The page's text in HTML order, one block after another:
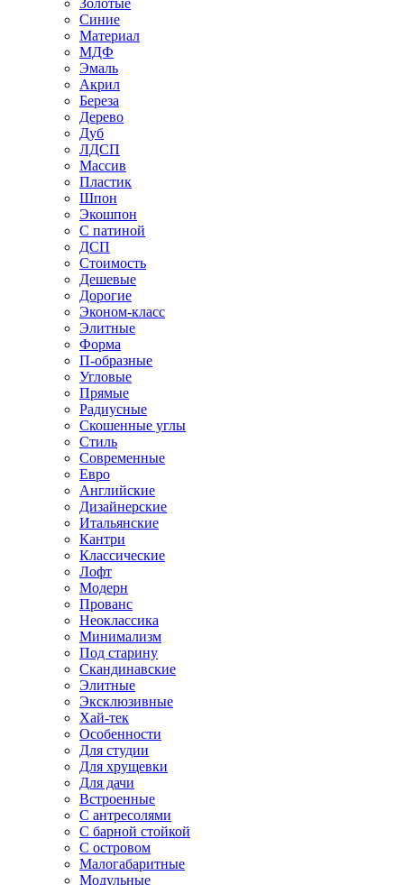
Золотые
Синие
Материал
МДФ
Эмаль
Акрил
Береза
Дерево
Дуб
ЛДСП
Массив
Пластик
Шпон
Экошпон
С патиной
ДСП
Стоимость
Дешевые
Дорогие
Эконом-класс
Элитные
Форма
П-образные
Угловые
Прямые
Радиусные
Скошенные углы
Стиль
Современные
Евро
Английские
Дизайнерские
Итальянские
Кантри
Классические
Лофт
Модерн
Прованс
Неоклассика
Минимализм
Под старину
Скандинавские
Элитные
Эксклюзивные
Хай-тек
Особенности
Для студии
Для хрущевки
Для дачи
Встроенные
С антресолями
С барной стойкой
С островом
Малогабаритные
Модульные